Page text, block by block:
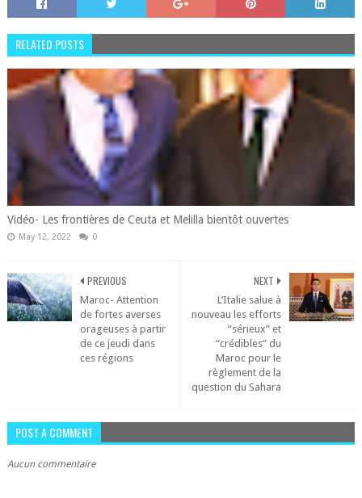
RELATED POSTS
Vidéo- Les frontières de Ceuta et Melilla bientôt ouvertes
May 12, 2022 0
NEXT
L’Italie salue à
nouveau les efforts
“sérieux” et
“crédibles” du
Maroc pour le
règlement de la
question du Sahara
PREVIOUS
Maroc- Attention
de fortes averses
orageuses à partir
de ce jeudi dans
ces régions
POST A COMMENT
Aucun commentaire